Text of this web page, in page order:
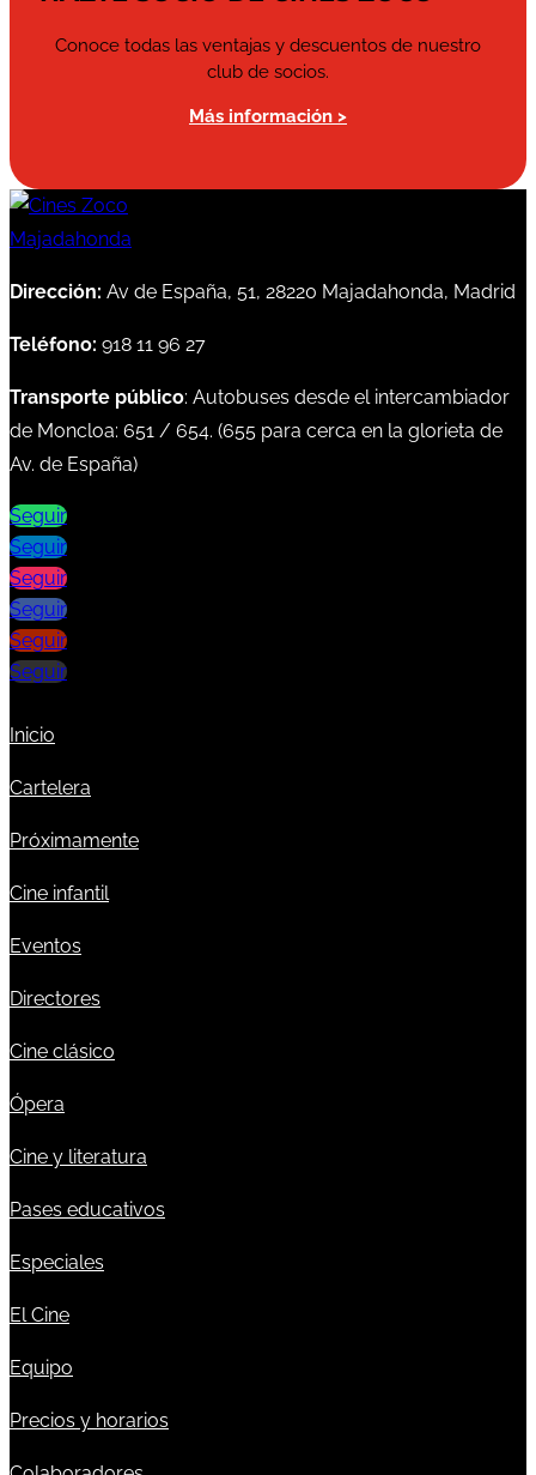
Conoce todas las ventajas y descuentos de nuestro
club de socios.
Más información >
Dirección: Av de España, 51, 28220 Majadahonda, Madrid
Teléfono: 918 11 96 27
Transporte público: Autobuses desde el intercambiador
de Moncloa: 651 / 654. (655 para cerca en la glorieta de
Av. de España)
Seguir
Seguir
Seguir
Seguir
Seguir
Seguir
Inicio
Cartelera
Próximamente
Cine infantil
Eventos
Directores
Cine clásico
Ópera
Cine y literatura
Pases educativos
Especiales
El Cine
Equipo
Precios y horarios